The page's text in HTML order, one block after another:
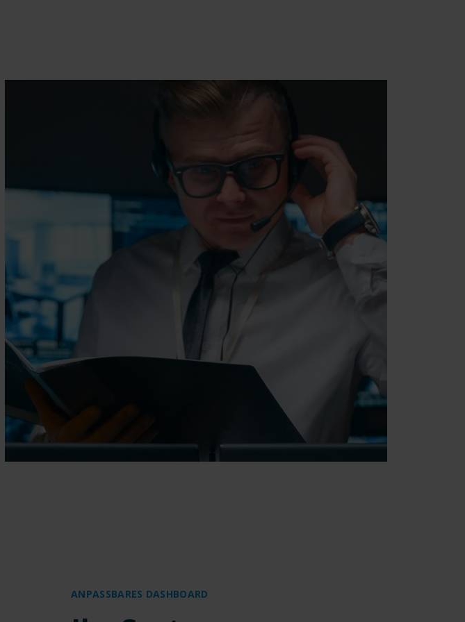
ANPASSBARES DASHBOARD